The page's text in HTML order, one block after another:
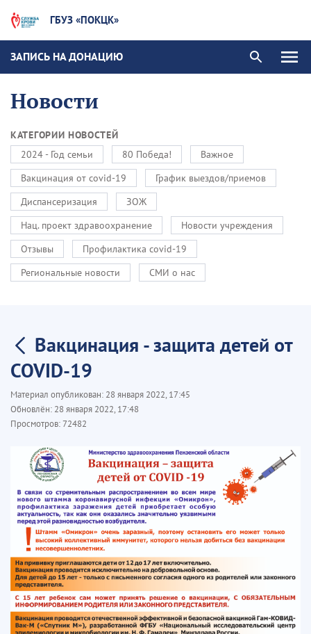
ГБУЗ «ПОКЦК»
ЗАПИСЬ НА ДОНАЦИЮ
Новости
КАТЕГОРИИ НОВОСТЕЙ
2024 - Год семьи
80 Победа!
Важное
Вакцинация от covid-19
График выездов/приемов
Диспансеризация
ЗОЖ
Нац. проект здравоохранение
Новости учреждения
Отзывы
Профилактика covid-19
Региональные новости
СМИ о нас
Вакцинация - защита детей от
COVID-19
Материал опубликован: 28 января 2022, 17:45
Обновлён: 28 января 2022, 17:48
Просмотров:72482